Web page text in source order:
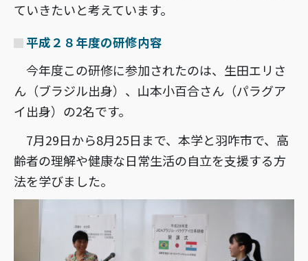
ていきたいと考えています。
平成２８年度の研修内容
今年度この研修に参加されたのは、生田エリさ
ん（ブラジル出身）、山本小百合さん（パラグア
イ出身）の2名です。
7月29日から8月25日まで、本学と羽咋市で、高
齢者の理解や健康な日常生活の自立を支援する方
法を学びました。